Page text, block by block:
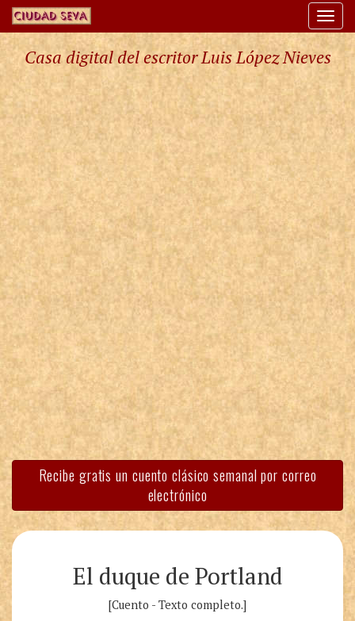
Casa digital del escritor Luis López Nieves
Recibe gratis un cuento clásico semanal por correo
electrónico
El duque de Portland
[Cuento - Texto completo.]